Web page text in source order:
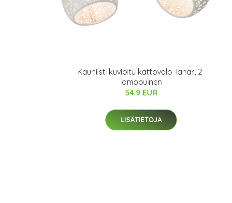
Kauniisti kuvioitu kattovalo Tahar, 2-
lamppuinen
54.9 EUR
LISÄTIETOJA